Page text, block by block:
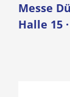
Messe
Halle 15